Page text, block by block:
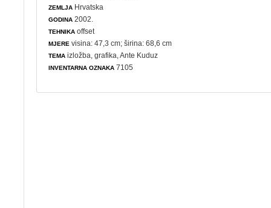
ZEMLJA Hrvatska
GODINA 2002.
TEHNIKA offset
MJERE visina: 47,3 cm; širina: 68,6 cm
TEMA izložba ,grafika , Ante Kuduz
INVENTARNA OZNAKA 7105